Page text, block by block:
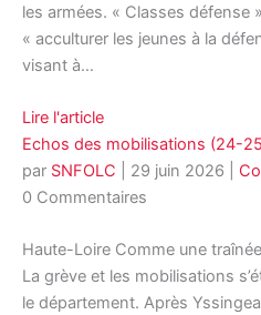
les armées. « Classes défense
« acculturer les jeunes à la
visant à…
Lire l'article
Echos des mobilisations (24-
par SNFOLC 29 juin 2026
0 Commentaires
Haute-Loire Comme une
La grève et les mobilisations
le département. Après